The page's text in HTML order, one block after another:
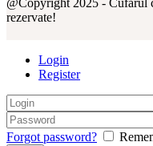
@Copyright 2025 - Cufărul
rezervate!
Login
Register
Forgot password?